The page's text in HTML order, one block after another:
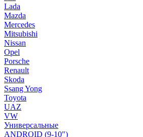
Lada
Mazda
Mercedes
Mitsubishi
Nissan
Opel
Porsche
Renault
Skoda
Ssang Yong
Toyota
UAZ
VW
Универсальные
ANDROID (9-10")